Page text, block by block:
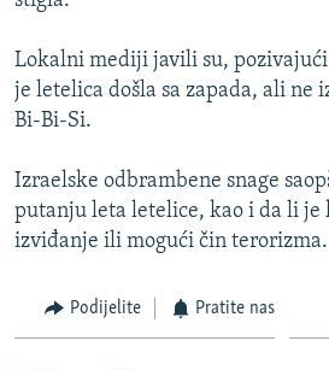
SPECIJALI RSE
VIŠE OD NASLOVA
GENOCID U SREBRENICI
POPLAVE I KLIZIŠTA U BIH 2024.
TV LIBERTY
POST SCRIPTUM
MOJA EVROPA
Sve RFE/RL stranice
Lokalni mediji javili su,
je letelica došla sa zapada, ali ne
Bi-Bi-Si.
Izraelske odbrambene snage
putanju leta letelice, kao i da li je
izviđanje ili mogući čin terorizma.
Podijelite Pratite nas